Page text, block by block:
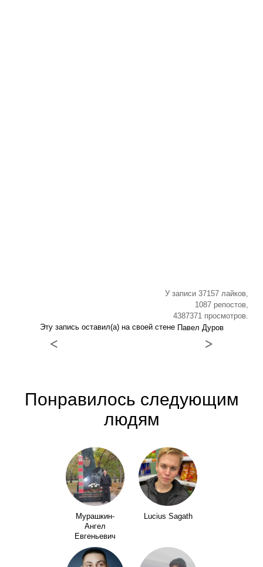
У записи 37157 лайков,
1087 репостов,
4387371 просмотров.
Эту запись оставил(а) на своей стене Павел Дуров
< >
Понравилось следующим
людям
Мурашкин-
Ангел
Евгеньевич
Lucius Sagath